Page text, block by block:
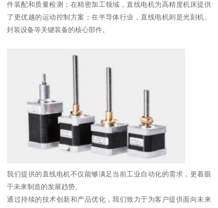
件装配和质量检测；在精密加工领域，直线电机为高精度机床提供
了更优越的运动控制方案；在半导体行业，直线电机则是光刻机、
封装设备等关键装备的核心部件。
我们提供的直线电机不仅能够满足当前工业自动化的需求，更着眼
于未来制造的发展趋势。
通过持续的技术创新和产品优化，我们致力于为客户提供面向未来